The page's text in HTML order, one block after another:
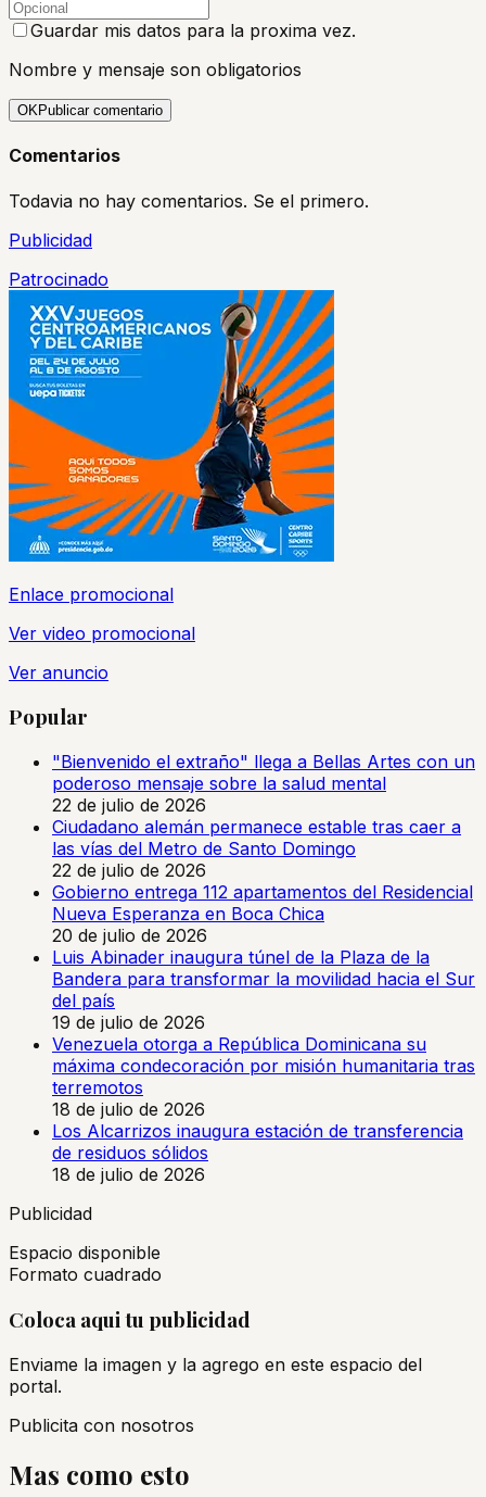
Guardar mis datos para la proxima vez.
Nombre y mensaje son obligatorios
OKPublicar comentario
Comentarios
Todavia no hay comentarios. Se el primero.
Publicidad
Patrocinado
Enlace promocional
Ver video promocional
Ver anuncio
Popular
"Bienvenido el extraño" llega a Bellas Artes con un
poderoso mensaje sobre la salud mental
22 de julio de 2026
Ciudadano alemán permanece estable tras caer a
las vías del Metro de Santo Domingo
22 de julio de 2026
Gobierno entrega 112 apartamentos del Residencial
Nueva Esperanza en Boca Chica
20 de julio de 2026
Luis Abinader inaugura túnel de la Plaza de la
Bandera para transformar la movilidad hacia el Sur
del país
19 de julio de 2026
Venezuela otorga a República Dominicana su
máxima condecoración por misión humanitaria tras
terremotos
18 de julio de 2026
Los Alcarrizos inaugura estación de transferencia
de residuos sólidos
18 de julio de 2026
Publicidad
Espacio disponible
Formato cuadrado
Coloca aqui tu publicidad
Enviame la imagen y la agrego en este espacio del
portal.
Publicita con nosotros
Mas como esto